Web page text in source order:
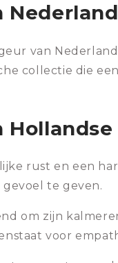
van
collectie die
rust en een
te geven.
om zijn
voor